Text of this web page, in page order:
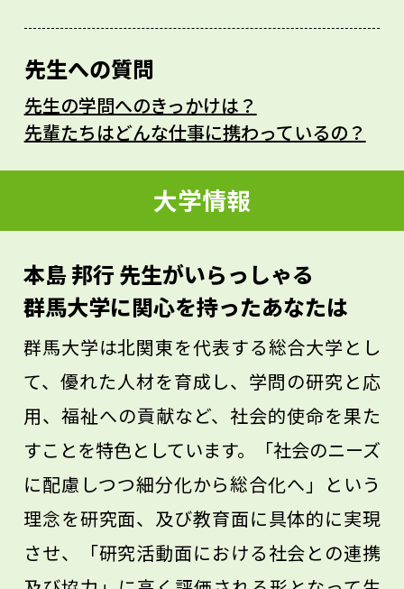
校に進み三角関数の授業で、「等速円運動
する点の高さ（振幅）を表していて、それ
故にあのようなカーブを描いている」と知
自然科学を研究している者の願いとして、
物理の授業などで習う内容を、一つでも二
つでも身の回りの現象と結びつけて理解し
てほしいです。理系科目が好きになれるは
先生への質問
先生の学問へのきっかけは？
先輩たちはどんな仕事に携わっているの？
大学情報
本島 邦行 先生がいらっしゃる
群馬大学に関心を持ったあなたは
群馬大学は北関東を代表する総合大学とし
て、優れた人材を育成し、学問の研究と応
用、福祉への貢献など、社会的使命を果た
すことを特色としています。「社会のニーズ
に配慮しつつ細分化から総合化へ」という
理念を研究面、及び教育面に具体的に実現
させ、「研究活動面における社会との連携